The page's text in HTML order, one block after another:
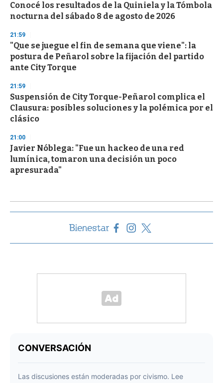
Conocé los resultados de la Quiniela y la Tómbola
nocturna del sábado 8 de agosto de 2026
21:59
"Que se juegue el fin de semana que viene": la
postura de Peñarol sobre la fijación del partido
ante City Torque
21:59
Suspensión de City Torque-Peñarol complica el
Clausura: posibles soluciones y la polémica por el
clásico
21:00
Javier Nóblega: "Fue un hackeo de una red
lumínica, tomaron una decisión un poco
apresurada"